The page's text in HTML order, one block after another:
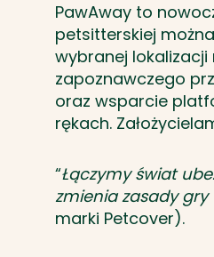
PawAway to
petsitterskiej
wybranej lokalizacji
zapoznawczego
oraz wsparcie
rękach.
“Łączymy świat
zmienia zasady gry
marki Petcover).